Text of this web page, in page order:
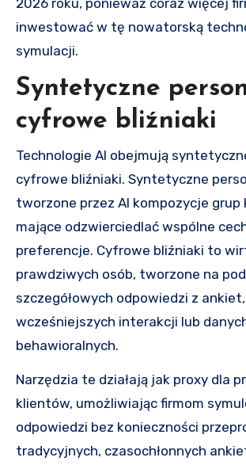
2026 roku, ponieważ coraz więcej
inwestować w tę nowatorską
symulacji.
Syntetyczne
cyfrowe bliźniaki
Technologie AI obejmują
cyfrowe bliźniaki. Syntetyczne
tworzone przez AI kompozycje grup
mające odzwierciedlać wspólne
preferencje. Cyfrowe bliźniaki to
prawdziwych osób, tworzone na
szczegółowych odpowiedzi z ankiet,
wcześniejszych interakcji lub
behawioralnych.
Narzędzia te działają jak proxy dla
klientów, umożliwiając firmom
odpowiedzi bez konieczności
tradycyjnych, czasochłonnych